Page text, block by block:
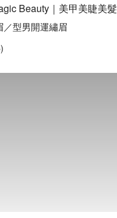
Beauty｜美甲美睫美髮
／型男開運繡眉